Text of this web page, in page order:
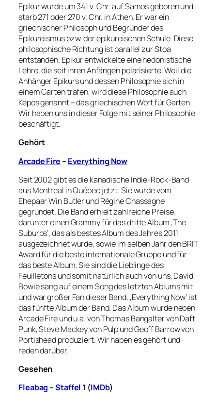
Epikur wurde um 341 v. Chr. auf Samos geboren und
starb 271 oder 270 v. Chr. in Athen. Er war ein
griechischer Philosoph und Begründer des
Epikureismus bzw. der epikureischen Schule. Diese
philosophische Richtung ist parallel zur Stoa
entstanden. Epikur entwickelte eine hedonistische
Lehre, die seit ihren Anfängen polarisierte. Weil die
Anhänger Epikurs und dessen Philosophie sich in
einem Garten trafen, wird diese Philosophie auch
Kepos genannt – das griechischen Wort für Garten.
Wir haben uns in dieser Folge mit seiner Philosophie
beschäftigt.
Gehört
Arcade Fire – Everything Now
Seit 2002 gibt es die kanadische Indie-Rock-Band
aus Montreal in Québec jetzt. Sie wurde vom
Ehepaar Win Butler und Régine Chassagne
gegründet. Die Band erhielt zahlreiche Preise,
darunter einen Grammy für das dritte Album ‚The
Suburbs‘, das als bestes Album des Jahres 2011
ausgezeichnet wurde, sowie im selben Jahr den BRIT
Award für die beste internationale Gruppe und für
das beste Album. Sie sind die Lieblinge des
Feuilletons und somit natürlich auch von uns. David
Bowie sang auf einem Song des letzten Ablums mit
und war großer Fan dieser Band. ‚Everything Now‘ ist
das fünfte Album der Band. Das Album wurde neben
Arcade Fire und u.a. von Thomas Bangalter von Daft
Punk, Steve Mackey von Pulp und Geoff Barrow von
Portishead produziert. Wir haben es gehört und
reden darüber.
Gesehen
Fleabag –Staffel 1 (IMDb)